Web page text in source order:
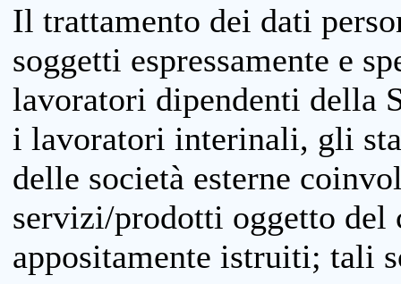
Il trattamento dei dati
soggetti espressamente e
lavoratori dipendenti della
i lavoratori interinali, gli
delle società esterne
servizi/prodotti oggetto
appositamente istruiti; tali